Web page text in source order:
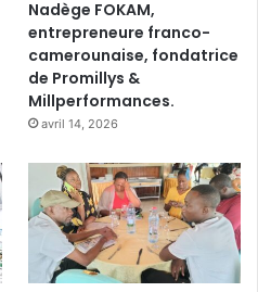
Nadège FOKAM,
entrepreneure franco-
camerounaise, fondatrice
de Promillys &
Millperformances.
avril 14, 2026